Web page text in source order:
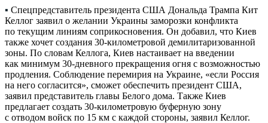
▪ Спецпредставитель президента США Дональда Трампа Кит
Келлог заявил о желании Украины заморозки конфликта
по текущим линиям соприкосновения. Он добавил, что Киев
также хочет создания 30-километровой демилитаризованной
зоны. По словам Келлога, Киев настаивает на введении
как минимум 30-дневного прекращения огня с возможностью
продления. Соблюдение перемирия на Украине, «если Россия
на него согласится», сможет обеспечить президент США,
заявил представитель главы Белого дома. Также Киев
предлагает создать 30-километровую буферную зону
с отводом войск по 15 км с каждой стороны, заявил Келлог.